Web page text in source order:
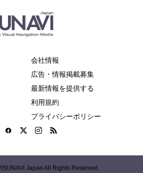
会社情報
広告・情報掲載募集
最新情報を提供する
利用規約
プライバシーポリシー
Japan All Rights Reserved.